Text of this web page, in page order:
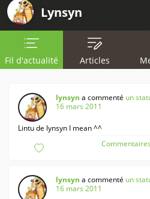
Lynsyn
Fil d'actualité Articles
lynsyn a commenté un
16 mars 2011
Lintu de lynsyn I mean ^^
lynsyn a commenté un
16 mars 2011